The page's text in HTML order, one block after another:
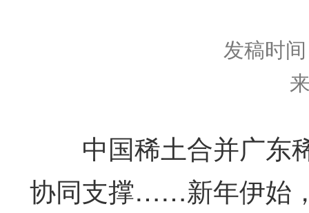
发稿时
中国稀土合并广东
协同支撑……新年伊始